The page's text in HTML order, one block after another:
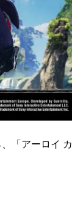
「アーロイ カ